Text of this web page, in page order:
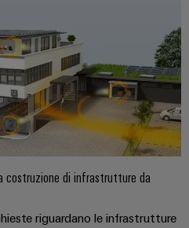
per la
costruzione di infrastrutture da
riguardano le infrastrutture